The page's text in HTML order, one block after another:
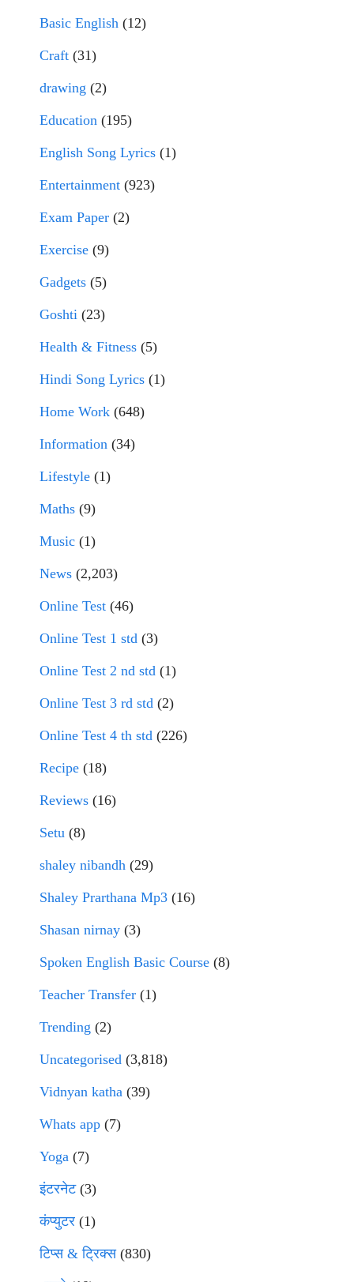
Basic English (12)
Craft (31)
drawing (2)
Education (195)
English Song Lyrics (1)
Entertainment (923)
Exam Paper (2)
Exercise (9)
Gadgets (5)
Goshti (23)
Health & Fitness (5)
Hindi Song Lyrics (1)
Home Work (648)
Information (34)
Lifestyle (1)
Maths (9)
Music (1)
News (2,203)
Online Test (46)
Online Test 1 std (3)
Online Test 2 nd std (1)
Online Test 3 rd std (2)
Online Test 4 th std (226)
Recipe (18)
Reviews (16)
Setu (8)
shaley nibandh (29)
Shaley Prarthana Mp3 (16)
Shasan nirnay (3)
Spoken English Basic Course (8)
Teacher Transfer (1)
Trending (2)
Uncategorised (3,818)
Vidnyan katha (39)
Whats app (7)
Yoga (7)
इंटरनेट(3)
कंप्युटर (1)
टिप्स & ट्रिक्स(830)